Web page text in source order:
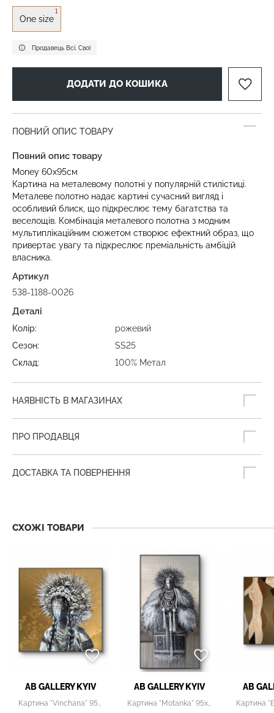
Продавець Всі. Свої
One size
1
ДОДАТИ ДО КОШИКА
ПОВНИЙ ОПИС ТОВАРУ
Повний опис товару
Money 60х95см
Картина на металевому полотні у популярній стилістиці.
Металеве полотно надає картині сучасний вигляд і
особливий блиск, що підкреслює тему багатства та
веселощів. Комбінація металевого полотна з модним
мультиплікаційним сюжетом створює ефектний образ, що
привертає увагу та підкреслює преміальність амбіцій
власника.
Артикул
538-1188-0026
Деталі
Колір:
рожевий
Сезон:
SS25
Склад:
100% Метал
НАЯВНІСТЬ В МАГАЗИНАХ
ПРО ПРОДАВЦЯ
ДОСТАВКА ТА ПОВЕРНЕННЯ
СХОЖІ ТОВАРИ
AB GALLERY KYIV
Картина "Vinchana" 95х95см
AB GALLERY KYIV
Картина "Motanka" 95х195см
AB